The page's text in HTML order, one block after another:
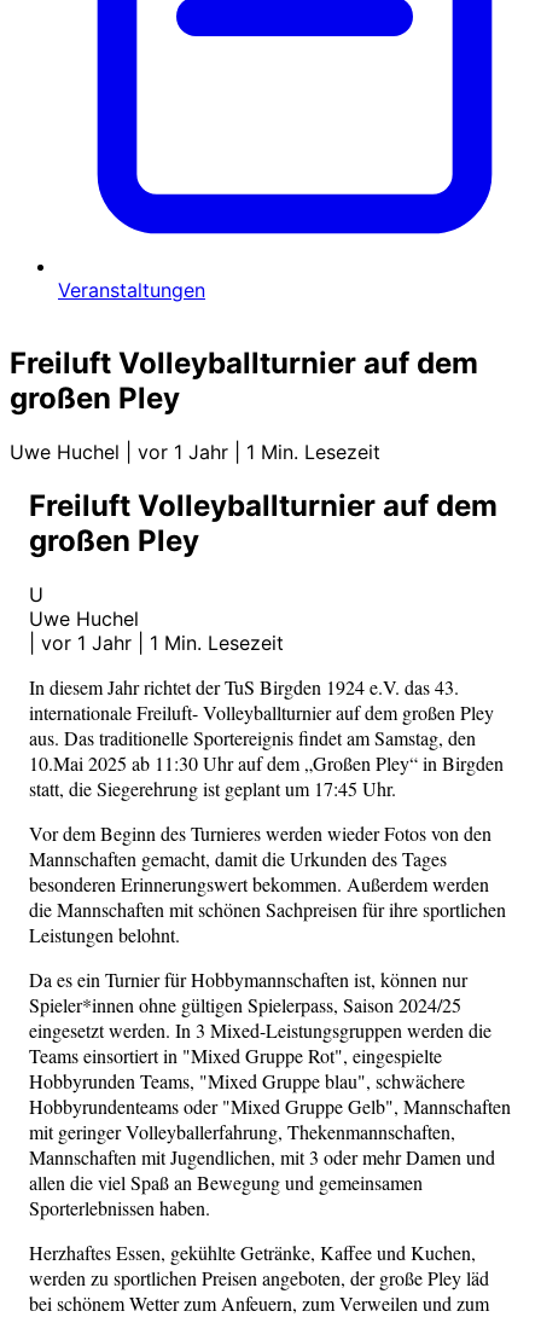
Veranstaltungen
Freiluft Volleyballturnier auf dem
großen Pley
Uwe Huchel vor 1 Jahr 1 Min. Lesezeit
Freiluft Volleyballturnier auf dem
großen Pley
U
Uwe Huchel
vor 1 Jahr 1 Min. Lesezeit
In diesem Jahr richtet der TuS Birgden 1924 e.V. das 43.
internationale Freiluft- Volleyballturnier auf dem großen Pley
aus. Das traditionelle Sportereignis findet am Samstag, den
10.Mai 2025 ab 11:30 Uhr auf dem „Großen Pley“ in Birgden
statt, die Siegerehrung ist geplant um 17:45 Uhr.
Vor dem Beginn des Turnieres werden wieder Fotos von den
Mannschaften gemacht, damit die Urkunden des Tages
besonderen Erinnerungswert bekommen. Außerdem werden
die Mannschaften mit schönen Sachpreisen für ihre sportlichen
Leistungen belohnt.
Da es ein Turnier für Hobbymannschaften ist, können nur
Spieler*innen ohne gültigen Spielerpass, Saison 2024/25
eingesetzt werden. In 3 Mixed-Leistungsgruppen werden die
Teams einsortiert in "Mixed Gruppe Rot", eingespielte
Hobbyrunden Teams, "Mixed Gruppe blau", schwächere
Hobbyrundenteams oder "Mixed Gruppe Gelb", Mannschaften
mit geringer Volleyballerfahrung, Thekenmannschaften,
Mannschaften mit Jugendlichen, mit 3 oder mehr Damen und
allen die viel Spaß an Bewegung und gemeinsamen
Sporterlebnissen haben.
Herzhaftes Essen, gekühlte Getränke, Kaffee und Kuchen,
werden zu sportlichen Preisen angeboten, der große Pley läd
bei schönem Wetter zum Anfeuern, zum Verweilen und zum